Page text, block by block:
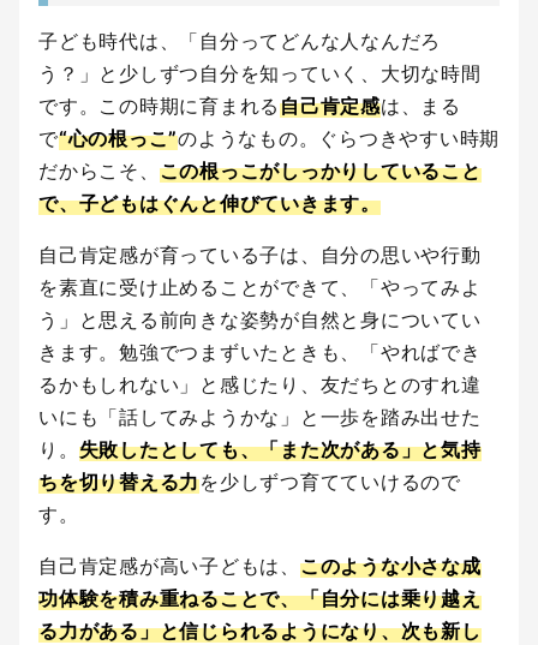
子ども時代は、「自分ってどんな人なんだろ
う？」と少しずつ自分を知っていく、大切な時間
です。この時期に育まれる自己肯定感は、まる
で“心の根っこ”のようなもの。ぐらつきやすい時期
だからこそ、 この根っこがしっかりしていること
で、子どもはぐんと伸びていきます。
自己肯定感が育っている子は、自分の思いや行動
を素直に受け止めることができて、「やってみよ
う」と思える前向きな姿勢が自然と身についてい
きます。勉強でつまずいたときも、「やればでき
るかもしれない」と感じたり、友だちとのすれ違
いにも「話してみようかな」と一歩を踏み出せた
り。 失敗したとしても、「また次がある」と気持
ちを切り替える力を少しずつ育てていけるので
す。
自己肯定感が高い子どもは、 このような小さな成
功体験を積み重ねることで、「自分には乗り越え
る力がある」と信じられるようになり、次も新し